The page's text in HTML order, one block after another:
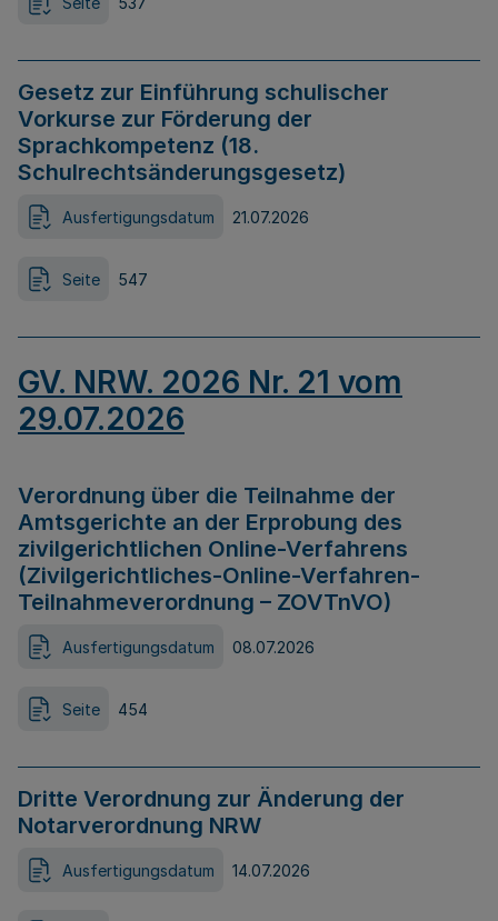
Gesetz zur Einführung schulischer
Vorkurse zur Förderung der
Sprachkompetenz (18.
Schulrechtsänderungsgesetz)
Ausfertigungsdatum 21.07.2026
Seite 547
GV. NRW. 2026 Nr. 21 vom
29.07.2026
Verordnung über die Teilnahme der
Amtsgerichte an der Erprobung des
zivilgerichtlichen Online-Verfahrens
(Zivilgerichtliches-Online-Verfahren-
Teilnahmeverordnung – ZOVTnVO)
Ausfertigungsdatum 08.07.2026
Seite 454
Dritte Verordnung zur Änderung der
Notarverordnung NRW
Ausfertigungsdatum 14.07.2026